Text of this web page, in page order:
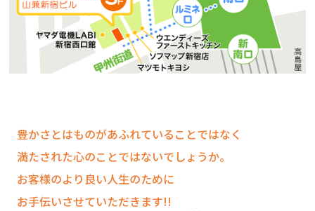
豊かさとはものがあふれていることではなく
満たされた心のことではないでしょうか。
お客様のより良い人生のために
お手伝いさせていただきます!!